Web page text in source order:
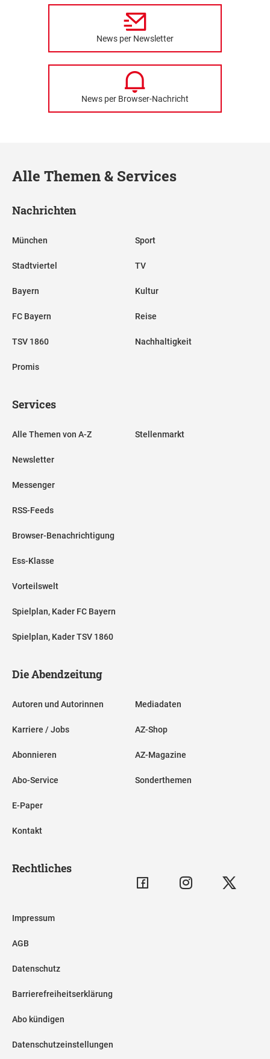
News per Newsletter
News per Browser-Nachricht
Alle Themen & Services
Nachrichten
München
Stadtviertel
Bayern
FC Bayern
TSV 1860
Promis
Sport
TV
Kultur
Reise
Nachhaltigkeit
Services
Alle Themen von A-Z
Newsletter
Messenger
RSS-Feeds
Browser-Benachrichtigung
Ess-Klasse
Vorteilswelt
Spielplan, Kader FC Bayern
Spielplan, Kader TSV 1860
Stellenmarkt
Die Abendzeitung
Autoren und Autorinnen
Karriere / Jobs
Abonnieren
Abo-Service
E-Paper
Kontakt
Mediadaten
AZ-Shop
AZ-Magazine
Sonderthemen
Rechtliches
Impressum
AGB
Datenschutz
Barrierefreiheitserklärung
Abo kündigen
Datenschutzeinstellungen